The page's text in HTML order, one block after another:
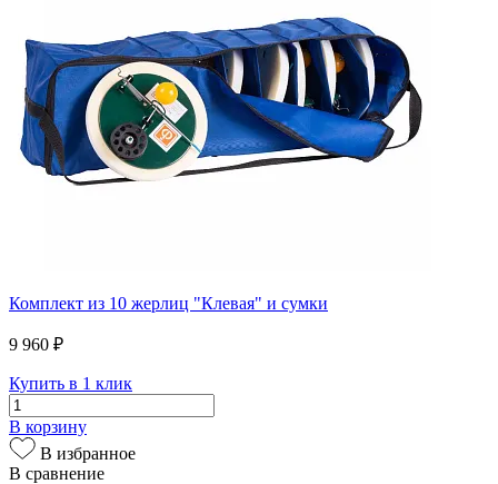
Комплект из 10 жерлиц "Клевая" и сумки
9 960 ₽
Купить в 1 клик
В корзину
В избранное
В сравнение